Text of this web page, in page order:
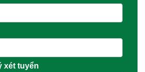
xét tuyển